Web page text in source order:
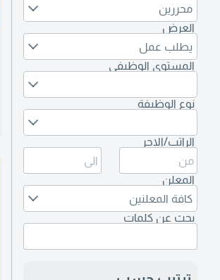
محررين
العرض
يطلب عمل
المستوى الوظيفي
نوع الوظيفة
الراتب/الاجر
المعلن
كافة المعلنين
بحث عن كلمات